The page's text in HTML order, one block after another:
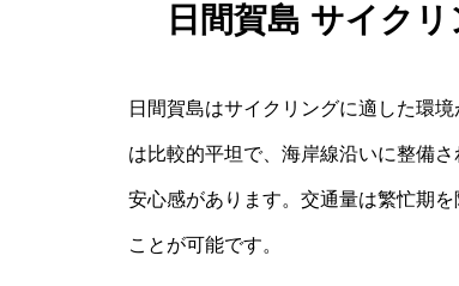
日間賀島 サイク
日間賀島はサイクリングに適した環
は比較的平坦で、海岸線沿いに整備
安心感があります。交通量は繁忙期
ことが可能です。